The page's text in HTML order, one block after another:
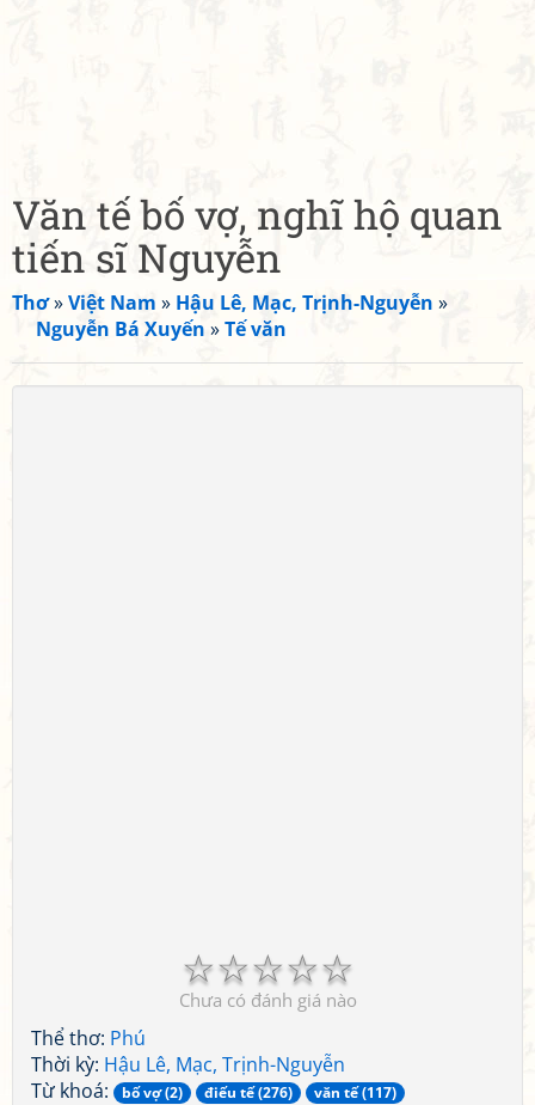
Văn tế bố vợ, nghĩ hộ quan
tiến sĩ Nguyễn
Thơ»Việt Nam » Hậu Lê, Mạc, Trịnh-Nguyễn »
Nguyễn Bá Xuyến »Tế văn
☆
☆
☆
☆
☆
Chưa có đánh giá nào
Thể thơ: Phú
Thời kỳ: Hậu Lê, Mạc, Trịnh-Nguyễn
Từ khoá:
bố vợ (2) điếu tế (276) văn tế (117)